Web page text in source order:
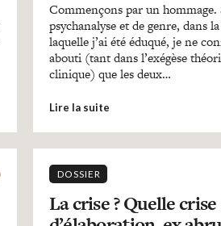
Commençons par un hommage.
psychanalyse et de genre, dans
laquelle j’ai été éduqué, je ne
abouti (tant dans l’exégèse
clinique) que les deux…
Lire la suite
DOSSIER
La crise ? Quelle crise